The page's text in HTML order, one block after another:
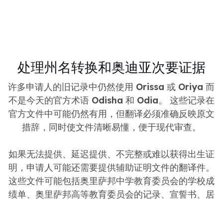
处理州名转换和奥迪亚次要证据
许多申请人的旧记录中仍然使用 Orissa 或 Oriya 而
不是今天的官方术语 Odisha 和 Odia。 这些记录在
官方文件中可能仍然有用，但翻译必须准确反映原文
措辞，同时使文件清晰易懂，便于现代审查。
如果无法提供、延迟提供、不完整或难以获得出生证
明，申请人可能还需要提供辅助证明文件的翻译件。
这些文件可能包括奥里萨邦中学教育委员会的学校成
绩单、奥里萨邦高等教育委员会的记录、宣誓书、居